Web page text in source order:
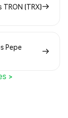
(TRX)
Pepe
>